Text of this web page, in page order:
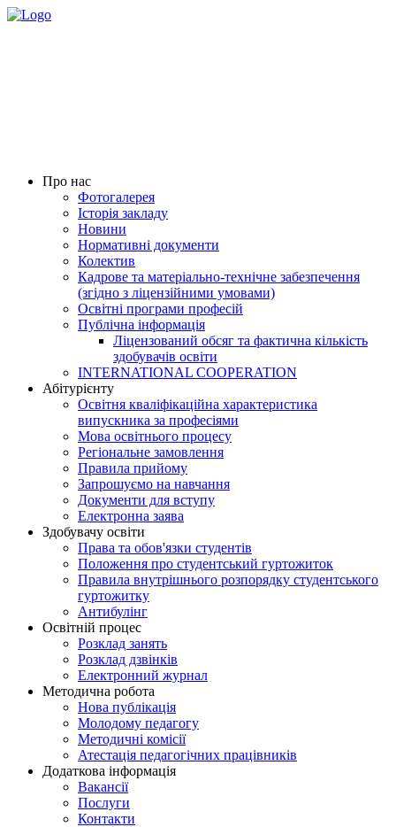
Про нас
Фотогалерея
Історія закладу
Новини
Нормативні документи
Колектив
Кадрове та матеріально-технічне забезпечення
(згідно з ліцензійними умовами)
Освітні програми професій
Публічна інформація
Ліцензований обсяг та фактична кількість
здобувачів освіти
INTERNATIONAL COOPERATION
Абітурієнту
Освітня кваліфікаційна характеристика
випускника за професіями
Мова освітнього процесу
Регіональне замовлення
Правила прийому
Запрошуємо на навчання
Документи для вступу
Електронна заява
Здобувачу освіти
Права та обов'язки студентів
Положення про студентський гуртожиток
Правила внутрішнього розпорядку студентського
гуртожитку
Антибулінг
Освітній процес
Розклад занять
Розклад дзвінків
Електронний журнал
Методична робота
Нова публікація
Молодому педагогу
Методичні комісії
Атестація педагогічних працівників
Додаткова інформація
Вакансії
Послуги
Контакти